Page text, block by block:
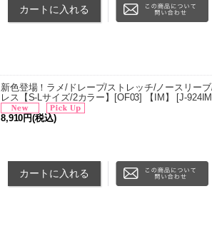
新色登場！ラメ/ドレープ/ストレッチ/ノースリー
レス【S-Lサイズ/2カラー】[OF03] 【IM】
[J-
8,910円(税込)